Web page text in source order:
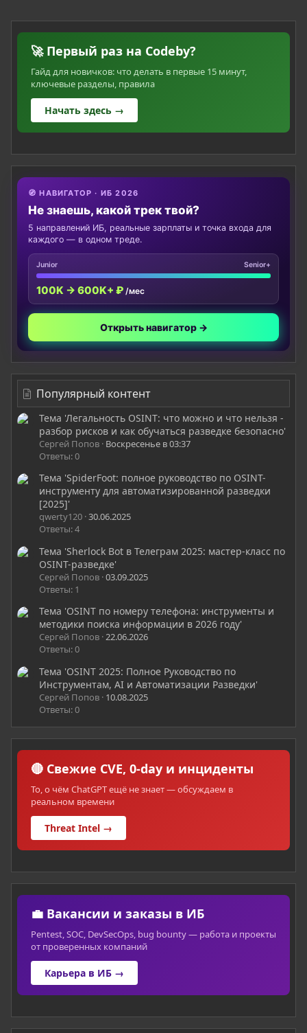
🚀 Первый раз на Codeby?
Гайд для новичков: что делать в первые 15 минут,
ключевые разделы, правила
Начать здесь →
🧭 НАВИГАТОР · ИБ 2026
Не знаешь, какой трек твой?
5 направлений ИБ, реальные зарплаты и точка входа для
каждого — в одном треде.
Junior Senior+
100K → 600K+ ₽ /мес
Открыть навигатор →
Популярный контент
Тема 'Легальность OSINT: что можно и что нельзя -
разбор рисков и как обучаться разведке безопасно'
Сергей Попов Воскресенье в 03:37
Ответы: 0
Тема 'SpiderFoot: полное руководство по OSINT-
инструменту для автоматизированной разведки
[2025]'
qwerty120 30.06.2025
Ответы: 4
Тема 'Sherlock Bot в Телеграм 2025: мастер-класс по
OSINT-разведке'
Сергей Попов 03.09.2025
Ответы: 1
Тема 'OSINT по номеру телефона: инструменты и
методики поиска информации в 2026 году'
Сергей Попов 22.06.2026
Ответы: 0
Тема 'OSINT 2025: Полное Руководство по
Инструментам, AI и Автоматизации Разведки'
Сергей Попов 10.08.2025
Ответы: 0
🔴 Свежие CVE, 0-day и инциденты
То, о чём ChatGPT ещё не знает — обсуждаем в
реальном времени
Threat Intel →
💼 Вакансии и заказы в ИБ
Pentest, SOC, DevSecOps, bug bounty — работа и проекты
от проверенных компаний
Карьера в ИБ →